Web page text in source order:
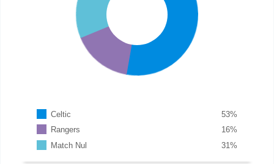
Celtic %
53
Rangers
%
16
Match Nul
%
31